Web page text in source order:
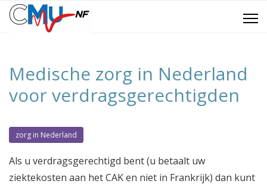
Medische zorg in Nederland
voor verdragsgerechtigden
zorg in Nederland
Als u verdragsgerechtigd bent (u betaalt uw
ziektekosten aan het CAK en niet in Frankrijk) dan kunt